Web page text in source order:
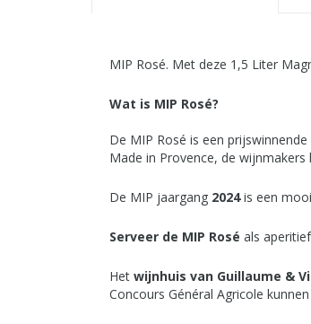
MIP Rosé. Met deze 1,5 Liter
Wat is MIP Rosé?
De MIP Rosé is een
Made in Provence, de
De MIP jaargang 2024is een
Serveer de MIP Rosé als
Het wijnhuis van Guillaume &
Concours Général Agricole